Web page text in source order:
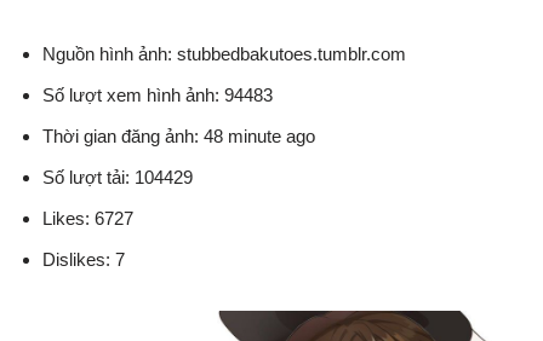
Nguồn hình ảnh: stubbedbakutoes.tumblr.com
Số lượt xem hình ảnh: 94483
Thời gian đăng ảnh: 48 minute ago
Số lượt tải: 104429
Likes: 6727
Dislikes: 7